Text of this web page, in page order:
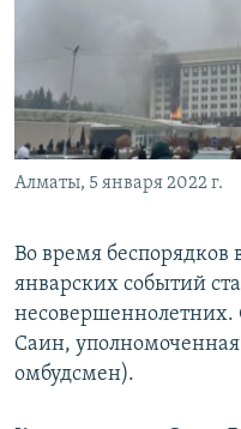
Алматы, 5 января 2022 г.
Во время
январских событий
Саин,
омбудсмен).